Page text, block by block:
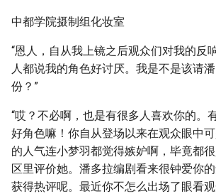
中都学院摄制组化妆室
“恩人，自从我上镜之后观众们对我的反
人都说我的角色好讨厌。我是不是该请
份？”
“哎？不必啊，也是有很多人喜欢你的。
好角色嘛！你自从登场以来在观众眼中
的人气连小梦羽都觉得嫉妒啊，毕竟都
区里评价她。潘多拉编剧看来很钟爱你
获得热评呢。最近你不怎么出场了眼看